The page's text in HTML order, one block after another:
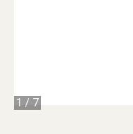
1 / 7